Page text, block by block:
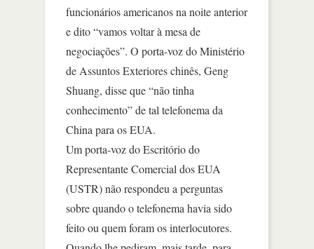
funcionários americanos na noite anterior
e dito “vamos voltar à mesa de
negociações”. O porta-voz do Ministério
de Assuntos Exteriores chinês, Geng
Shuang, disse que “não tinha
conhecimento” de tal telefonema da
China para os EUA.
Um porta-voz do Escritório do
Representante Comercial dos EUA
(USTR) não respondeu a perguntas
sobre quando o telefonema havia sido
feito ou quem foram os interlocutores.